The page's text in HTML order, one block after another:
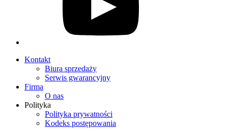
Kontakt
Biura sprzedaży
Serwis gwarancyjny
Firma
O nas
Polityka
Polityka prywatności
Kodeks postępowania